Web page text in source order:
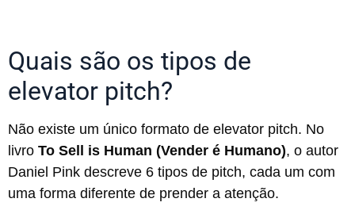
Quais são os tipos de
elevator pitch?
Não existe um único formato de elevator pitch. No
livro To Sell is Human (Vender é Humano), o autor
Daniel Pink descreve 6 tipos de pitch, cada um com
uma forma diferente de prender a atenção.